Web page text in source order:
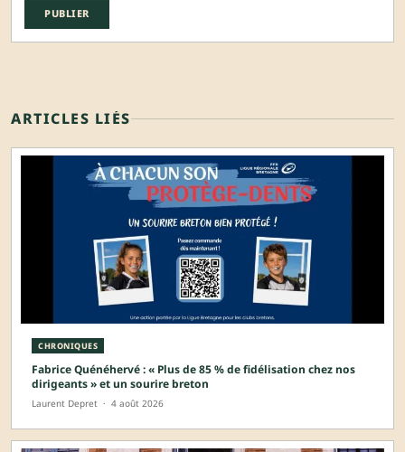
ARTICLES LIÉS
CHRONIQUES
Fabrice Quénéhervé : « Plus de 85 % de fidélisation chez nos
dirigeants » et un sourire breton
Laurent Depret · 4 août 2026